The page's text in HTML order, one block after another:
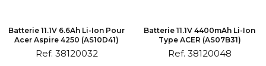
Batterie 11.1V 6.6Ah Li-Ion Pour
Acer Aspire 4250 (AS10D41)
Ref. 38120032
Batterie 11.1V 4400mAh Li-Ion
Type ACER (AS07B31)
Ref. 38120048